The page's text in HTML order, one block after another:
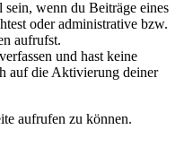
wenn du Beiträge eines
oder administrative bzw.
aufrufst.
und hast keine
auf die Aktivierung deiner
aufrufen zu können.